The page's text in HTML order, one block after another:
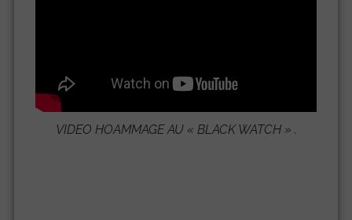
VIDEO HOAMMAGE AU « BLACK WATCH» .